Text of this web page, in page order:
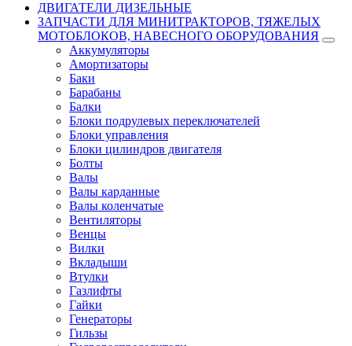
ДВИГАТЕЛИ ДИЗЕЛЬНЫЕ
ЗАПЧАСТИ ДЛЯ МИНИТРАКТОРОВ, ТЯЖЕЛЫХ
МОТОБЛОКОВ, НАВЕСНОГО ОБОРУДОВАНИЯ
Аккумуляторы
Амортизаторы
Баки
Барабаны
Балки
Блоки подрулевых переключателей
Блоки управления
Блоки цилиндров двигателя
Болты
Валы
Валы карданные
Валы коленчатые
Вентиляторы
Венцы
Вилки
Вкладыши
Втулки
Газлифты
Гайки
Генераторы
Гильзы